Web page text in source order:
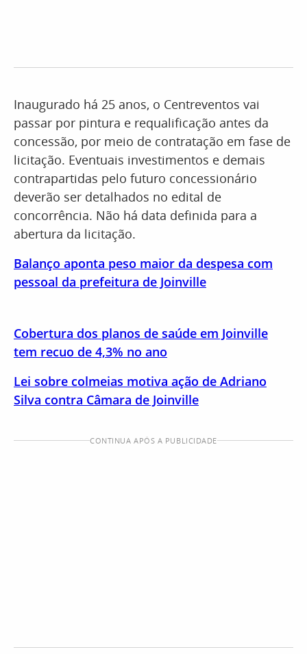
Inaugurado há 25 anos, o Centreventos vai
passar por pintura e requalificação antes da
concessão, por meio de contratação em fase de
licitação. Eventuais investimentos e demais
contrapartidas pelo futuro concessionário
deverão ser detalhados no edital de
concorrência. Não há data definida para a
abertura da licitação.
Balanço aponta peso maior da despesa com
pessoal da prefeitura de Joinville
Cobertura dos planos de saúde em Joinville
tem recuo de 4,3% no ano
Lei sobre colmeias motiva ação de Adriano
Silva contra Câmara de Joinville
CONTINUA APÓS A PUBLICIDADE